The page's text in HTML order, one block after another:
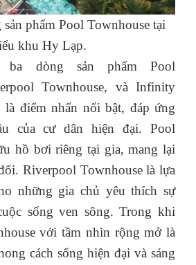
phẩm Pool Townhouse tại
khu Hy Lạp.
ba dòng sản phẩm Pool
Townhouse, và Infinity
là điểm nhấn nổi bật, đáp ứng
của cư dân hiện đại. Pool
hồ bơi riêng tại gia, mang lại
Riverpool Townhouse là lựa
những gia chủ yêu thích sự
sống ven sông. Trong khi
với tầm nhìn rộng mở là
cách sống hiện đại và sáng